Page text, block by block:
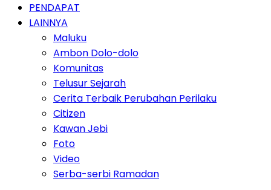
PENDAPAT
LAINNYA
Maluku
Ambon Dolo-dolo
Komunitas
Telusur Sejarah
Cerita Terbaik Perubahan Perilaku
Citizen
Kawan Jebi
Foto
Video
Serba-serbi Ramadan